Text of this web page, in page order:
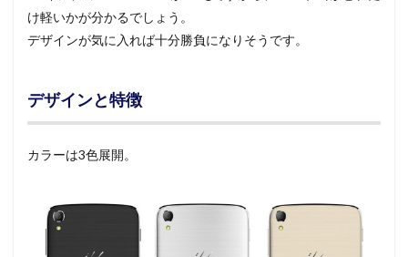
け軽いかが分かるでしょう。
デザインが気に入れば十分勝負になりそうです。
デザインと特徴
カラーは3色展開。